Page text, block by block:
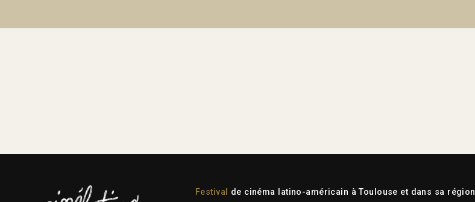
Festival
de cinéma latino-américain à Toulouse et dans sa région